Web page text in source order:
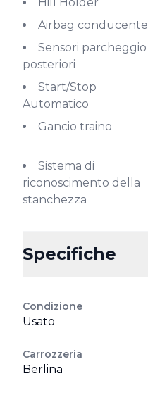
Airbag conducente
Sensori parcheggio
posteriori
Start/Stop
Automatico
Gancio traino
Sistema di
riconoscimento della
stanchezza
Specifiche
Condizione
Usato
Carrozzeria
Berlina